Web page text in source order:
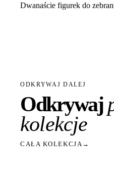
Dwanaście figurek do
ODKRYWAJ DALEJ
Odkrywaj
kolekcje
CAŁA KOLEKCJA →